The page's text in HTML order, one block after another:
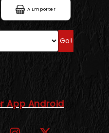
A Emporter
Go!
App Android